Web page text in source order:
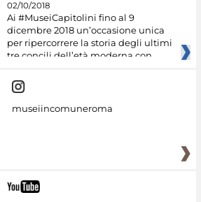
02/10/2018
Ai #MuseiCapitolini fino al 9
dicembre 2018 un’occasione unica
per ripercorrere la storia degli ultimi
tre concili dell’età moderna con
museiincomuneroma